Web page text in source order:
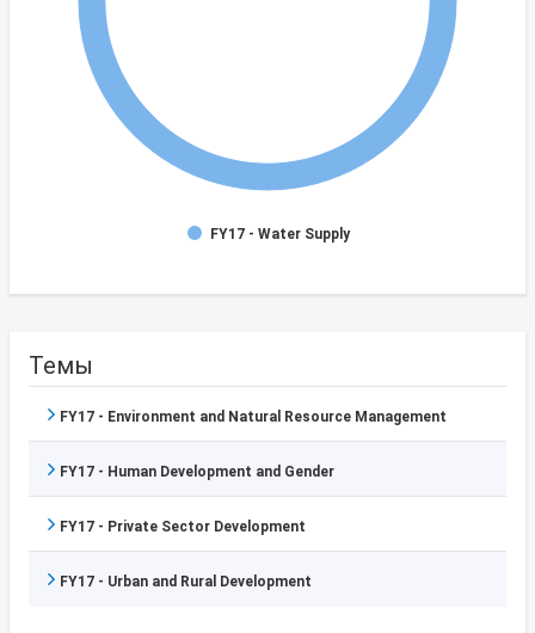
FY17 - Water Supply
Темы
FY17 - Environment and Natural Resource Management
FY17 - Human Development and Gender
FY17 - Private Sector Development
FY17 - Urban and Rural Development